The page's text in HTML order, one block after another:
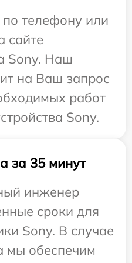
телефону или
сайте
Sony. Наш
на Ваш запрос
работ
Sony.
за 35 минут
инженер
сроки для
Sony. В случае
мы обеспечим